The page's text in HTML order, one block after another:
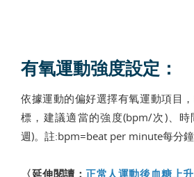
有氧運動強度設定：
依據運動的偏好選擇有氧運動項目
標，建議適當的強度(bpm/次)、
週)。註:bpm=beat per minute每分
〈延伸閱讀：正常人運動後血糖上